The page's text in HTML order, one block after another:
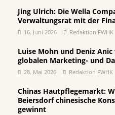
Jing Ulrich: Die Wella
Verwaltungsrat mit der
16. Juni 2026 Redaktion FWHK
Luise Mohn und Deniz
globalen Marketing- und
28. Mai 2026 Redaktion FWHK
Chinas Hautpflegemarkt:
Beiersdorf chinesische
gewinnt